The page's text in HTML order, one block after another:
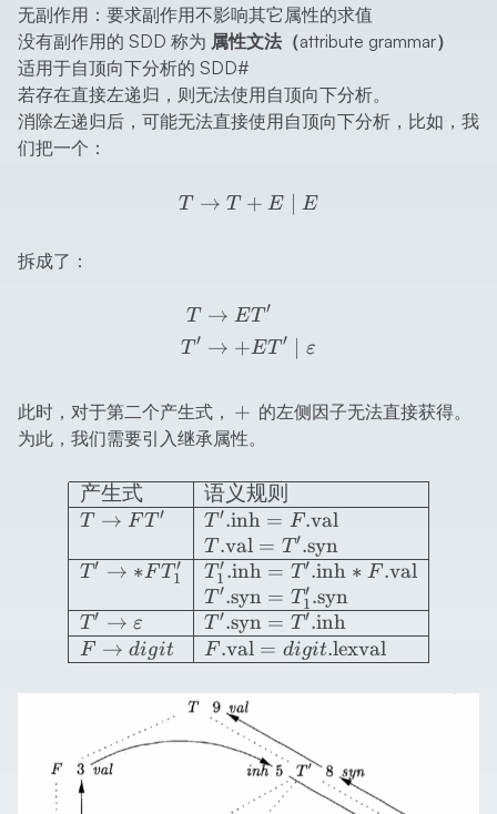
无副作用：要求副作用不影响其它属性的求值
没有副作用的 SDD 称为 属性文法（attribute grammar）
适用于自顶向下分析的 SDD#
若存在直接左递归，则无法使用自顶向下分析。
消除左递归后，可能无法直接使用自顶向下分析，比如，我
们把一个：
T \rightarrow T + E \mid
T → T + E E
拆成了：
\begin{aligned} T
T
T ′
→ ET ′
→ +ET ′ ε
此时，对于第二个产生式， +
+ 的左侧因子无法直接获得。
为此，我们需要引入继承属性。
\begin{array}{|l|l|}
产生式
T → FT ′
T ′ → ∗FT1
′
T ′ → ε
F → digit
语义规则
T′.inh = F.val
T.val = T ′.syn
T1
′.inh = T ′.inh ∗ F.val
T′.syn = T1
′.syn
T ′.syn = T ′.inh
F.val = digit.lexval